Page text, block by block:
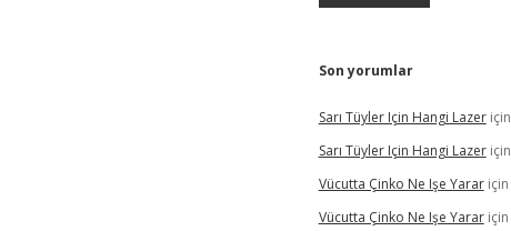
Son yorumlar
Sarı Tüyler Için Hangi Lazeriçin
Sarı Tüyler Için Hangi Lazeriçin
Vücutta Çinko Ne Işe Yarariçin
Vücutta Çinko Ne Işe Yarariçin